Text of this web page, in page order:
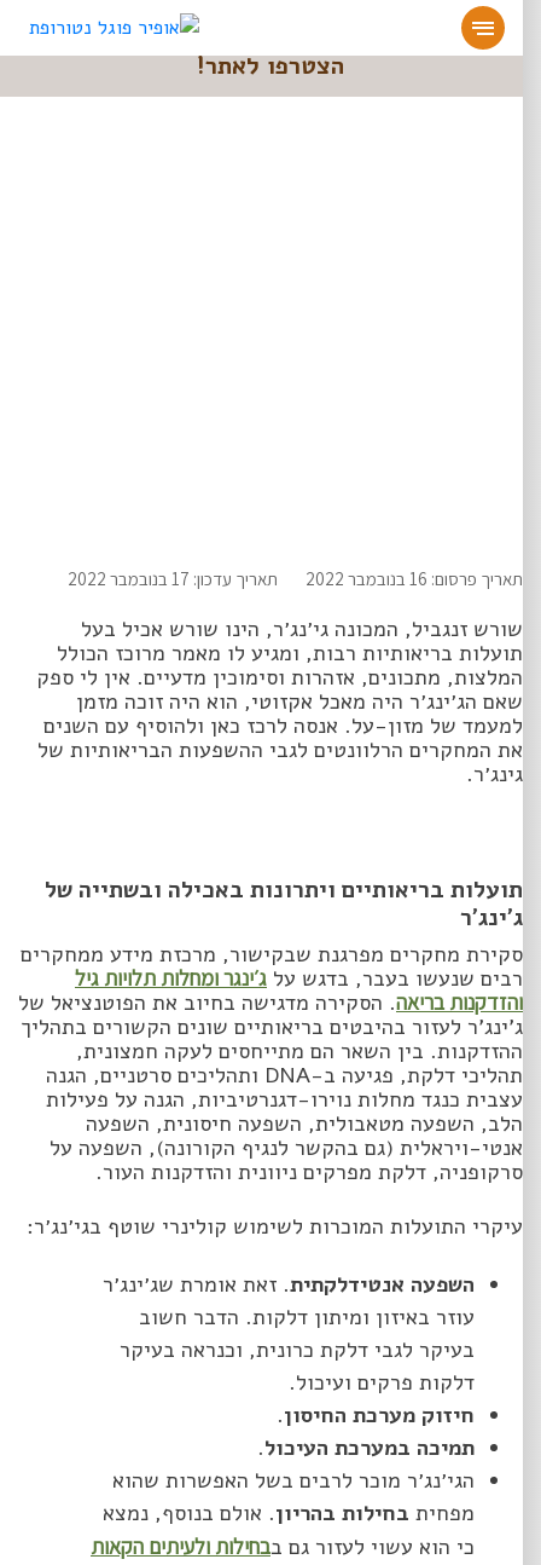
מעוניינים להעמיק או להתחיל דרך חיים בריאה?
הצטרפו לאתר!
תאריך פרסום: 16 בנובמבר 2022 תאריך עדכון: 17 בנובמבר 2022
שורש זנגביל, המכונה גי׳נג׳ר, הינו שורש אכיל בעל
תועלות בריאותיות רבות, ומגיע לו מאמר מרוכז הכולל
המלצות, מתכונים, אזהרות וסימוכין מדעיים. אין לי ספק
שאם הג׳ינג׳ר היה מאכל אקזוטי, הוא היה זוכה מזמן
למעמד של מזון-על. אנסה לרכז כאן ולהוסיף עם השנים
את המחקרים הרלוונטים לגבי ההשפעות הבריאותיות של
גינג׳ר.
תועלות בריאותיים ויתרונות באכילה ובשתייה של
ג׳ינג׳ר
סקירת מחקרים מפרגנת שבקישור, מרכזת מידע ממחקרים
רבים שנעשו בעבר, בדגש עלג׳ינגר ומחלות תלויות גיל
והזדקנות בריאה. הסקירה מדגישה בחיוב את הפוטנציאל של
ג’ינג’ר לעזור בהיבטים בריאותיים שונים הקשורים בתהליך
ההזדקנות. בין השאר הם מתייחסים לעקה חמצונית,
תהליכי דלקת, פגיעה ב-DNA ותהליכים סרטניים, הגנה
עצבית כנגד מחלות נוירו-דגנרטיביות, הגנה על פעילות
הלב, השפעה מטאבולית, השפעה חיסונית, השפעה
אנטי-ויראלית (גם בהקשר לנגיף הקורונה), השפעה על
סרקופניה, דלקת מפרקים ניוונית והזדקנות העור.
עיקרי התועלות המוכרות לשימוש קולינרי שוטף בגי׳נג׳ר:
השפעה אנטידלקתית. זאת אומרת שג׳ינג׳ר
עוזר באיזון ומיתון דלקות. הדבר חשוב
בעיקר לגבי דלקת כרונית, וכנראה בעיקר
דלקות פרקים ועיכול.
חיזוק מערכת החיסון.
תמיכה במערכת העיכול.
הגי׳נג׳ר מוכר לרבים בשל האפשרות שהוא
מפחיתבחילות בהריון. אולם בנוסף, נמצא
כי הוא עשוי לעזור גם ב בחילות ולעיתים הקאות